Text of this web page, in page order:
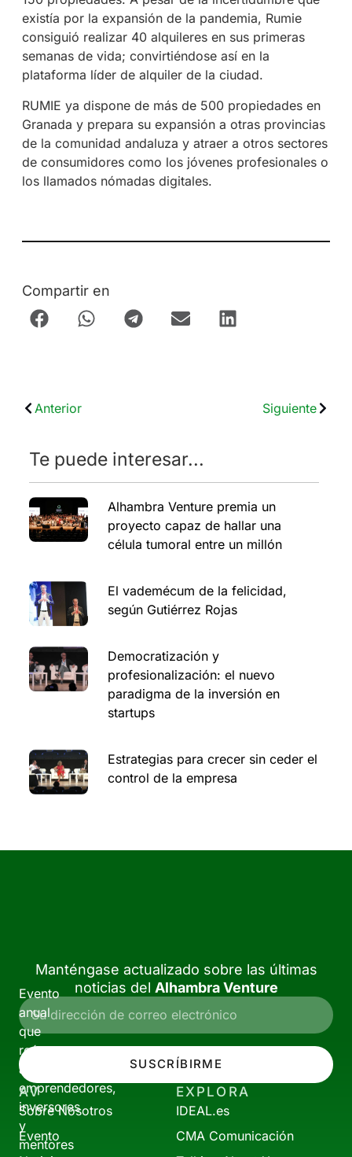
existía por la expansión de la pandemia, Rumie
consiguió realizar 40 alquileres en sus primeras
semanas de vida; convirtiéndose así en la
plataforma líder de alquiler de la ciudad.
RUMIE ya dispone de más de 500 propiedades en
Granada y prepara su expansión a otras provincias
de la comunidad andaluza y atraer a otros sectores
de consumidores como los jóvenes profesionales o
los llamados nómadas digitales.
Compartir en
Anterior Siguiente
Te puede interesar...
Alhambra Venture premia un
proyecto capaz de hallar una
célula tumoral entre un millón
El vademécum de la felicidad,
según Gutiérrez Rojas
Democratización y
profesionalización: el nuevo
paradigma de la inversión en
startups
Estrategias para crecer sin ceder el
control de la empresa
Evento
anual
que
reúne
a
emprendedores,
inversores
y
mentores
Manténgase actualizado sobre las últimas
noticias del Alhambra Venture
SUSCRÍBIRME
AV
Sobre Nosotros
Evento
EXPLORA
IDEAL.es
CMA Comunicación